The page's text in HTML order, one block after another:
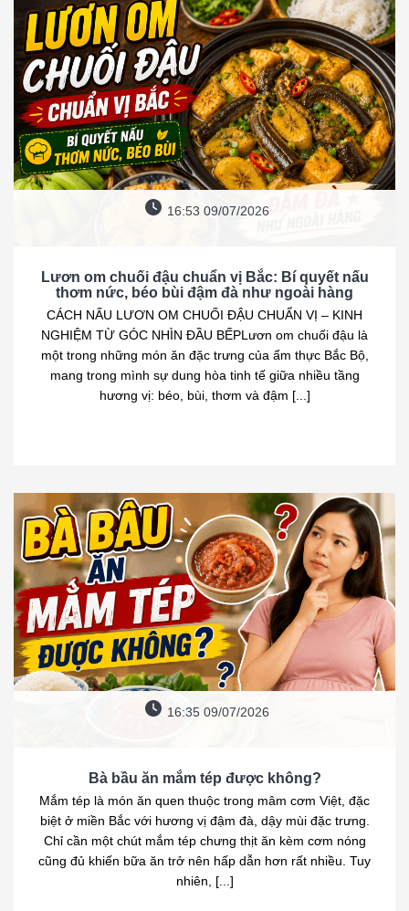
16:53 09/07/2026
Lươn om chuối đậu chuẩn vị Bắc: Bí quyết nấu
thơm nức, béo bùi đậm đà như ngoài hàng
CÁCH NẤU LƯƠN OM CHUỐI ĐẬU CHUẨN VỊ – KINH
NGHIỆM TỪ GÓC NHÌN ĐẦU BẾPLươn om chuối đậu là
một trong những món ăn đặc trưng của ẩm thực Bắc Bộ,
mang trong mình sự dung hòa tinh tế giữa nhiều tầng
hương vị: béo, bùi, thơm và đậm [...]
16:35 09/07/2026
Bà bầu ăn mắm tép được không?
Mắm tép là món ăn quen thuộc trong mâm cơm Việt, đặc
biệt ở miền Bắc với hương vị đậm đà, dậy mùi đặc trưng.
Chỉ cần một chút mắm tép chưng thịt ăn kèm cơm nóng
cũng đủ khiến bữa ăn trở nên hấp dẫn hơn rất nhiều. Tuy
nhiên, [...]